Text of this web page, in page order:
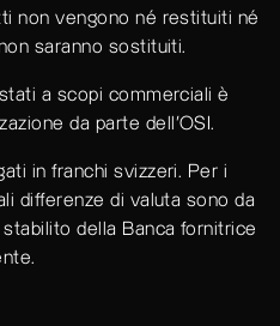
non vengono né restituiti né
saranno sostituiti.
a scopi commerciali è
da parte dell’OSI.
in franchi svizzeri. Per i
differenze di valuta sono da
della Banca fornitrice